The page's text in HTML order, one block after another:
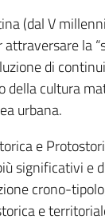
(dal V
la
di
della cultura
urbana.
e
significativi e
crono-
e